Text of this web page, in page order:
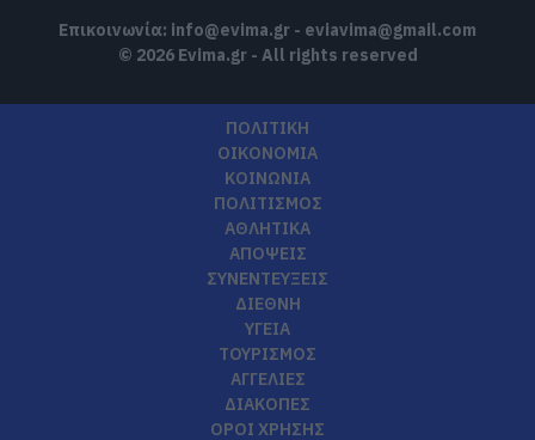
Επικοινωνία: info@evima.gr - eviavima@gmail.com
© 2026 Evima.gr - All rights reserved
ΠΟΛΙΤΙΚΗ
ΟΙΚΟΝΟΜΙΑ
ΚΟΙΝΩΝΙΑ
ΠΟΛΙΤΙΣΜΟΣ
ΑΘΛΗΤΙΚΑ
ΑΠΟΨΕΙΣ
ΣΥΝΕΝΤΕΥΞΕΙΣ
ΔΙΕΘΝΗ
ΥΓΕΙΑ
ΤΟΥΡΙΣΜΟΣ
ΑΓΓΕΛΙΕΣ
ΔΙΑΚΟΠΕΣ
ΟΡΟΙ ΧΡΗΣΗΣ